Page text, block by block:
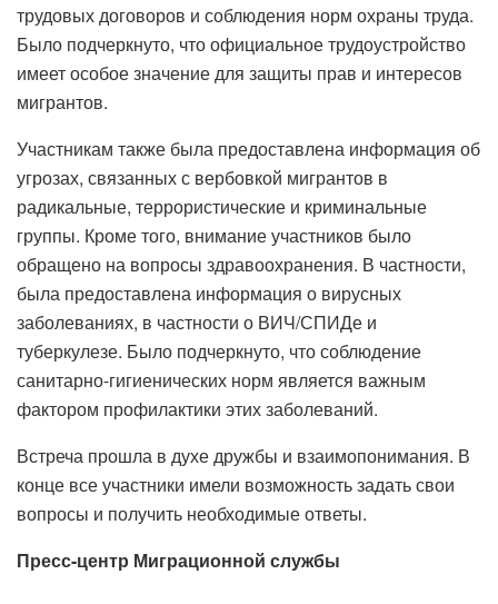
трудовых договоров и соблюдения норм охраны труда.
Было подчеркнуто, что официальное трудоустройство
имеет особое значение для защиты прав и интересов
мигрантов.
Участникам также была предоставлена ​​информация об
угрозах, связанных с вербовкой мигрантов в
радикальные, террористические и криминальные
группы. Кроме того, внимание участников было
обращено на вопросы здравоохранения. В частности,
была предоставлена ​​информация о вирусных
заболеваниях, в частности о ВИЧ/СПИДе и
туберкулезе. Было подчеркнуто, что соблюдение
санитарно-гигиенических норм является важным
фактором профилактики этих заболеваний.
Встреча прошла в духе дружбы и взаимопонимания. В
конце все участники имели возможность задать свои
вопросы и получить необходимые ответы.
Пресс-центр Миграционной службы